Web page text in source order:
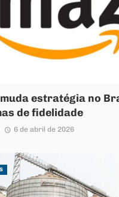
estratégia no
de fidelidade
6 de abril de 2026